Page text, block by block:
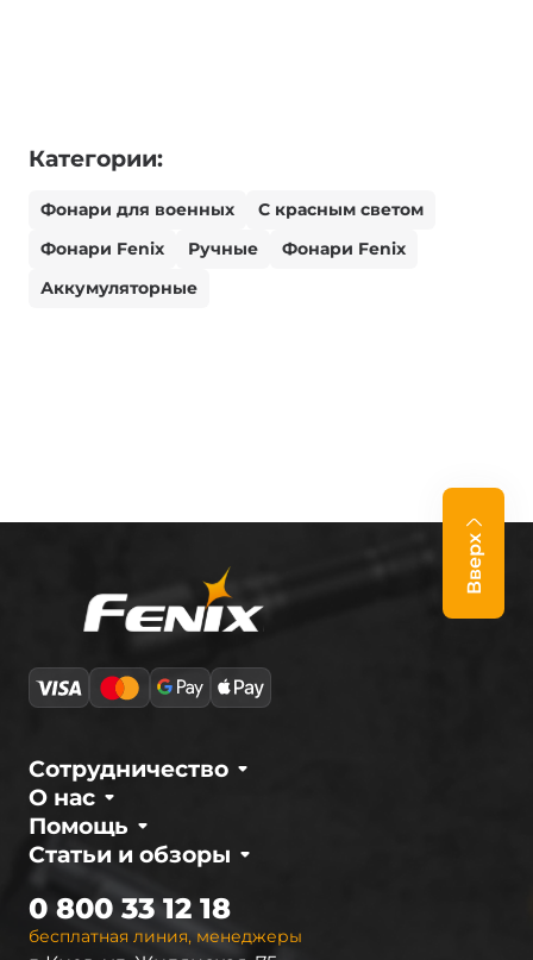
Категории:
Фонари для военных
С красным светом
Фонари Fenix
Ручные
Фонари Fenix
Аккумуляторные
Вверх
О нас
Сотрудничество
Статьи и обзоры
Помощь
бесплатная линия, менеджеры
0 800 33 12 18